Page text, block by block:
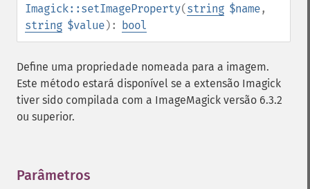
Imagick::setImageProperty(string $name,
string $value): bool
Define uma propriedade nomeada para a imagem.
Este método estará disponível se a extensão Imagick
tiver sido compilada com a ImageMagick versão 6.3.2
ou superior.
Parâmetros
getCopyright
getFilename
getFont
getFormat
getGravity
getHomeURL
getImage
getImageBlob